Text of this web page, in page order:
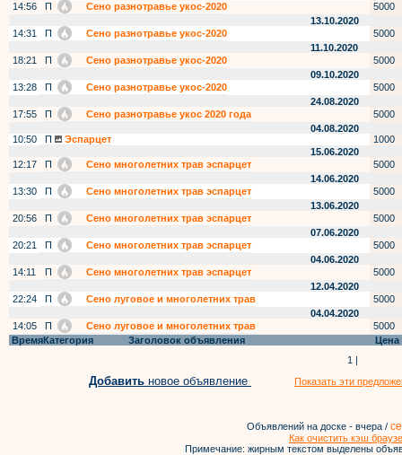
14:56
П Сено разнотравье укос-2020
5000
13.10.2020
14:31
П Сено разнотравье укос-2020
5000
11.10.2020
18:21
П Сено разнотравье укос-2020
5000
09.10.2020
13:28
П Сено разнотравье укос-2020
5000
24.08.2020
17:55
П Сено разнотравье укос 2020 года
5000
04.08.2020
10:50
П Эспарцет
1000
15.06.2020
12:17
П Сено многолетних трав эспарцет
5000
14.06.2020
13:30
П Сено многолетних трав эспарцет
5000
13.06.2020
20:56
П Сено многолетних трав эспарцет
5000
07.06.2020
20:21
П Сено многолетних трав эспарцет
5000
04.06.2020
14:11
П Сено многолетних трав эспарцет
5000
12.04.2020
22:24
П Сено луговое и многолетних трав
5000
04.04.2020
14:05
П Сено луговое и многолетних трав
5000
ВремяКатегория Заголовок объявления
Цена
1 |
Добавить новое объявление Показать эти
Объявлений на доске - вчера /
Как очистить кэш
Примечание: жирным текстом выделены